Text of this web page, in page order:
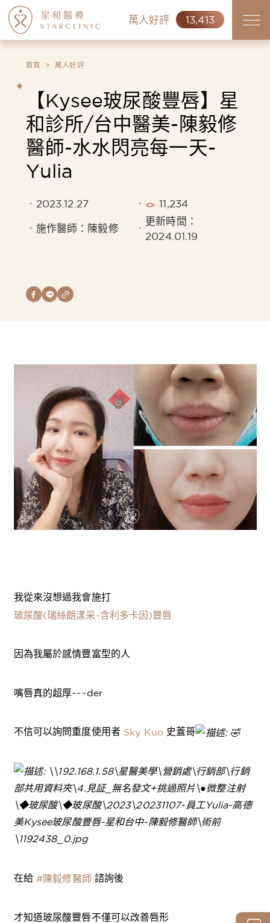
萬人好評 13,413
首頁 萬人好評
【Kysee玻尿酸豐唇】星
和診所/台中醫美-陳毅修
醫師-水水閃亮每一天-
Yulia
2023.12.27 11,234
施作醫師：陳毅修
更新時間：
2024.01.19
我從來沒想過我會施打
玻尿酸(瑞絲朗漾采-含利多卡因)豐唇
因為我屬於感情豐富型的人
嘴唇真的超厚~~~der
不信可以詢問重度使用者 Sky Kuo史蓋哥
在給 #陳毅修醫師諮詢後
才知道玻尿酸豐唇不僅可以改善唇形